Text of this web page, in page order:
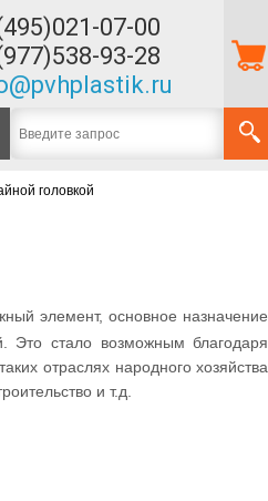
07-00
93-28
головкой
элемент, основное назначение
Это стало возможным благодаря
отраслях народного хозяйства
и т.д.